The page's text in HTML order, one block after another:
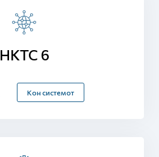
НКТС 6
Кон системот